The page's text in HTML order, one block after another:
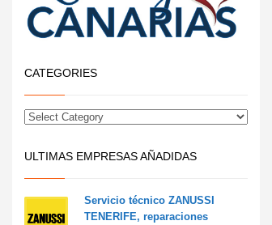
CATEGORIES
ULTIMAS EMPRESAS AÑADIDAS
Servicio técnico ZANUSSI
TENERIFE, reparaciones